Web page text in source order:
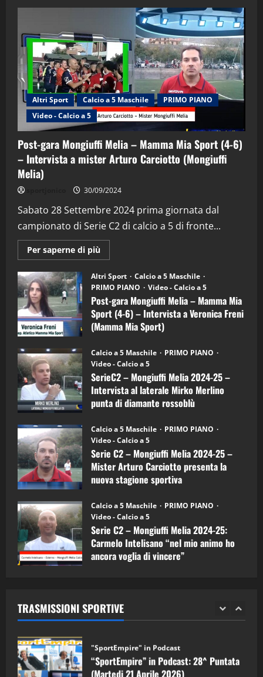
Altri Sport Calcio a 5 Maschile
PRIMO PIANO
Video - Calcio a 5
Post-gara Mongiuffi Melia – Mamma Mia Sport (4-6)
– Intervista a mister Arturo Carciotto (Mongiuffi
Melia)
30/09/2024
Sabato 28 Settembre 2024 prima giornata dal
campionato di Serie C2 di calcio a 5 di fronte...
Per saperne di più
informazioni
Post-
gara
Mongiuffi
Melia
–
Mamma
Mia
Sport
6)
–
Intervista
a
mister
Arturo
Carciotto
(Mongiuffi
Altri Sport
Calcio a 5 Maschile
PRIMO PIANO
Video - Calcio a 5
Post-gara Mongiuffi Melia – Mamma Mia
Sport (4-6) – Intervista a Veronica Freni
(Mamma Mia Sport)
Calcio a 5 Maschile
PRIMO PIANO
Video - Calcio a 5
SerieC2 – Mongiuffi Melia 2024-25 –
Intervista al laterale Mirko Merlino
punta di diamante rossoblù
Calcio a 5 Maschile
PRIMO PIANO
Video - Calcio a 5
Serie C2 – Mongiuffi Melia 2024-25 –
Mister Arturo Carciotto presenta la
nuova stagione sportiva
Calcio a 5 Maschile
PRIMO PIANO
Video - Calcio a 5
Serie C2 – Mongiuffi Melia 2024-25:
Carmelo Intelisano “nel mio animo ho
ancora voglia di vincere”
TRASMISSIONI SPORTIVE
2
“SportEmpire” in Podcast: 29^ Puntata
(Martedi 28 Aprile 2026)
28/04/2026
3
"SportEmpire" in Podcast
“SportEmpire” in Podcast: 28^ Puntata
(Martedi 21 Aprile 2026)
21/04/2026
4
“SportEmpire” in Podcast: 27^ Puntata
(Martedi 14 Aprile 2026)
15/04/2026
5
“SportEmpire” in Podcast: 26^ Puntata
(Martedi 07 Aprile 2026)
08/04/2026
1
“SportEmpire” in Podcast: 30^ Puntata
(Martedi 05 Maggio 2026)
08/05/2026
2 28/04/2026
"SportEmpire" in Podcast
“SportEmpire” in Podcast: 28^ Puntata
(Martedi 21 Aprile 2026)